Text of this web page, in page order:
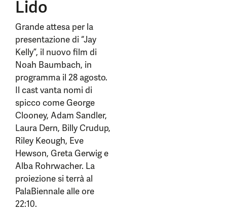
Lido
Grande attesa per la
presentazione di “Jay
Kelly”, il nuovo film di
Noah Baumbach, in
programma il 28 agosto.
Il cast vanta nomi di
spicco come George
Clooney, Adam Sandler,
Laura Dern, Billy Crudup,
Riley Keough, Eve
Hewson, Greta Gerwig e
Alba Rohrwacher. La
proiezione si terrà al
PalaBiennale alle ore
22:10.